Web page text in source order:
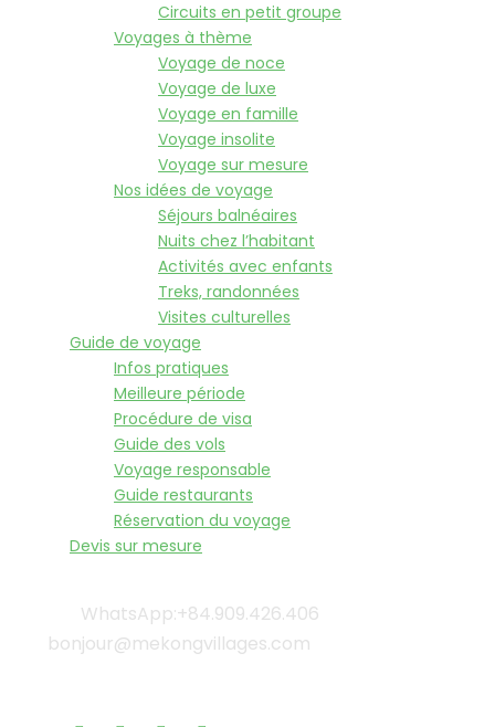
Circuits en petit groupe
Voyages à thème
Voyage de noce
Voyage de luxe
Voyage en famille
Voyage insolite
Voyage sur mesure
Nos idées de voyage
Séjours balnéaires
Nuits chez l’habitant
Activités avec enfants
Treks, randonnées
Visites culturelles
Guide de voyage
Infos pratiques
Meilleure période
Procédure de visa
Guide des vols
Voyage responsable
Guide restaurants
Réservation du voyage
Devis sur mesure
WhatsApp:+84.909.426.406
bonjour@mekongvillages.com